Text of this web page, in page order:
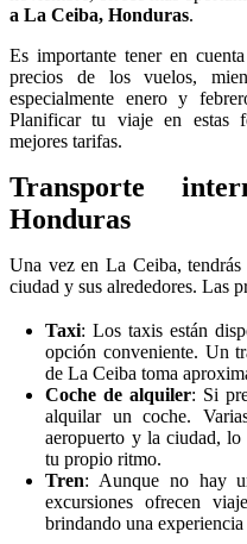
a La Ceiba, Honduras.
Es importante tener en
precios de los vuelos,
especialmente enero y
Planificar tu viaje en estas
mejores tarifas.
Transporte
Honduras
Una vez en La Ceiba,
ciudad y sus alrededores. Las
Taxi: Los taxis están
opción conveniente. Un
de La Ceiba toma
Coche de alquiler: Si
alquilar un coche.
aeropuerto y la ciudad,
tu propio ritmo.
Tren: Aunque no hay
excursiones ofrecen
brindando una experiencia